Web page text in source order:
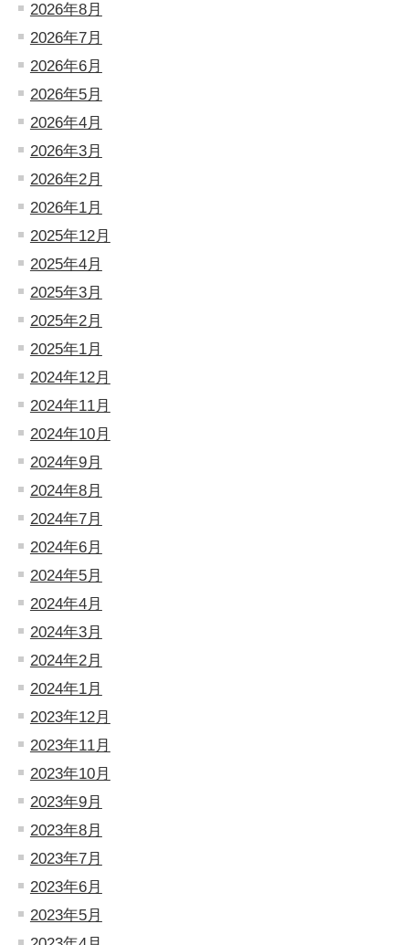
2026年8月
2026年7月
2026年6月
2026年5月
2026年4月
2026年3月
2026年2月
2026年1月
2025年12月
2025年4月
2025年3月
2025年2月
2025年1月
2024年12月
2024年11月
2024年10月
2024年9月
2024年8月
2024年7月
2024年6月
2024年5月
2024年4月
2024年3月
2024年2月
2024年1月
2023年12月
2023年11月
2023年10月
2023年9月
2023年8月
2023年7月
2023年6月
2023年5月